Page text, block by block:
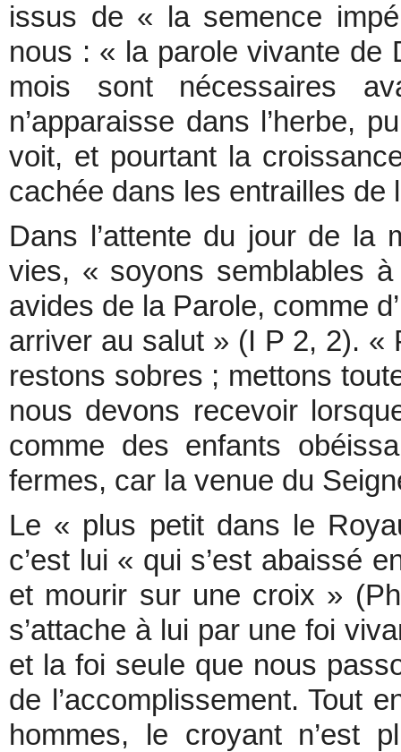
issus de « la semence
nous : « la parole vivante de
mois sont nécessaires
n’apparaisse dans l’herbe,
voit, et pourtant la
cachée dans les entrailles de
Dans l’attente du jour de la
vies, « soyons semblables
avides de la Parole, comme
arriver au salut » (I P 2, 2). «
restons sobres ; mettons
nous devons recevoir
comme des enfants
fermes, car la venue du
Le « plus petit dans le
c’est lui « qui s’est abaissé
et mourir sur une croix »
s’attache à lui par une foi
et la foi seule que nous
de l’accomplissement. Tout
hommes, le croyant n’est